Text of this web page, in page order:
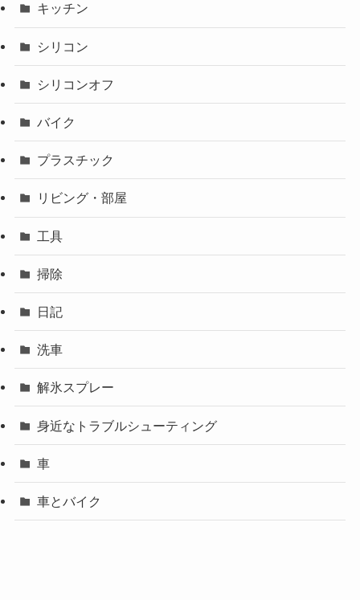
キッチン
シリコン
シリコンオフ
バイク
プラスチック
リビング・部屋
工具
掃除
日記
洗車
解氷スプレー
身近なトラブルシューティング
車
車とバイク